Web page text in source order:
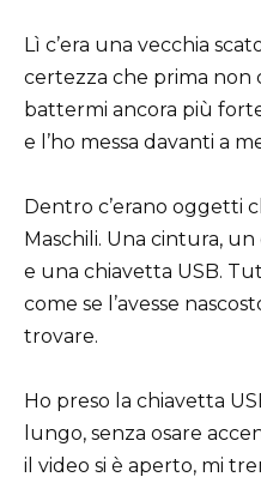
Lì c’era una vecchia
certezza che prima non
battermi ancora più
e l’ho messa davanti a
Dentro c’erano oggetti
Maschili. Una cintura,
e una chiavetta USB.
come se l’avesse
trovare.
Ho preso la chiavetta
lungo, senza osare
il video si è aperto, mi